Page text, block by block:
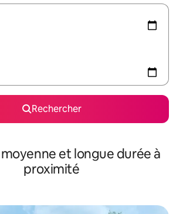
Rechercher
et longue durée à
proximité